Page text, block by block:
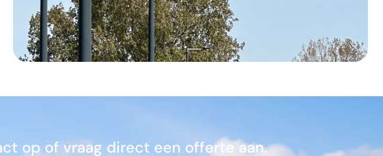
op of vraag direct een offerte aan.